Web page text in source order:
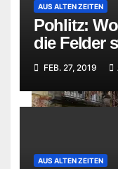
Carolinenstraße
2018 vorerst
AUS ALTEN ZEITEN
Pohlitz:
die Felder
FEB. 27, 2019
AUS ALTEN ZEITEN